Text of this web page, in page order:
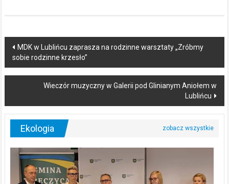
Post
navigation
MDK w Lublińcu zaprasza na rodzinne warsztaty „Zróbmy
sobie rodzinne krzesło”
Wieczór muzyczny w Galerii pod Glinianym Aniołem w
Lublińcu
Ekologia